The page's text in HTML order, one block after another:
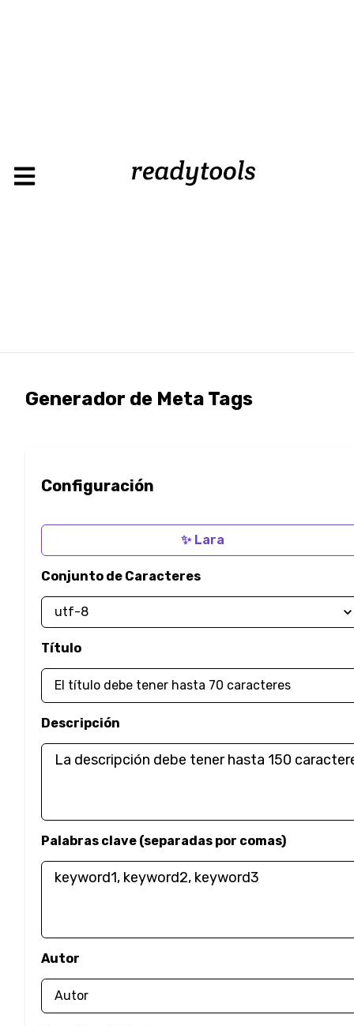
Generador de Meta Tags
Configuración
✨ Lara
Conjunto de Caracteres
Título
Descripción
Palabras clave (separadas por comas)
Autor